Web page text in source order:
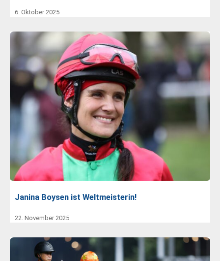
6. Oktober 2025
Janina Boysen ist Weltmeisterin!
22. November 2025